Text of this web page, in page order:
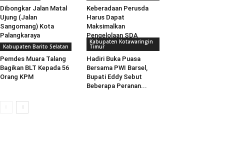
Dibongkar Jalan Matal
Ujung (Jalan
Sangomang) Kota
Palangkaraya
Keberadaan Perusda
Harus Dapat
Maksimalkan
Pengelolaan SDA
Kabupaten Barito Selatan
Pemdes Muara Talang
Bagikan BLT Kepada 56
Orang KPM
Kabupaten Kotawaringin
Timur
Hadiri Buka Puasa
Bersama PWI Barsel,
Bupati Eddy Sebut
Beberapa Peranan...